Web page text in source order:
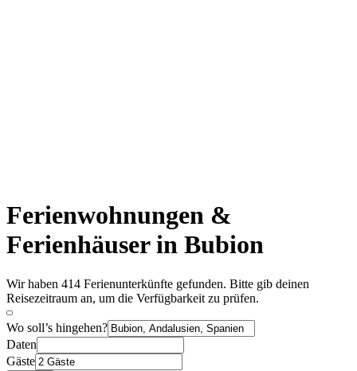
Ferienwohnungen &
Ferienhäuser in Bubion
Wir haben 414 Ferienunterkünfte gefunden. Bitte gib deinen
Reisezeitraum an, um die Verfügbarkeit zu prüfen.
Wo soll’s hingehen?
Daten
Gäste